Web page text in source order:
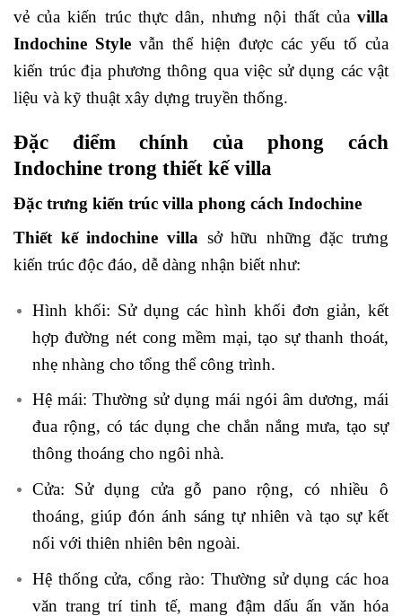
vẻ của kiến trúc thực dân, nhưng nội thất của villa
Indochine Style vẫn thể hiện được các yếu tố của
kiến trúc địa phương thông qua việc sử dụng các vật
liệu và kỹ thuật xây dựng truyền thống.
Đặc điểm chính của phong cách
Indochine trong thiết kế villa
Đặc trưng kiến trúc villa phong cách Indochine
Thiết kế indochine villa sở hữu những đặc trưng
kiến trúc độc đáo, dễ dàng nhận biết như:
Hình khối: Sử dụng các hình khối đơn giản, kết
hợp đường nét cong mềm mại, tạo sự thanh thoát,
nhẹ nhàng cho tổng thể công trình.
Hệ mái: Thường sử dụng mái ngói âm dương, mái
đua rộng, có tác dụng che chắn nắng mưa, tạo sự
thông thoáng cho ngôi nhà.
Cửa: Sử dụng cửa gỗ pano rộng, có nhiều ô
thoáng, giúp đón ánh sáng tự nhiên và tạo sự kết
nối với thiên nhiên bên ngoài.
Hệ thống cửa, cổng rào: Thường sử dụng các hoa
văn trang trí tinh tế, mang đậm dấu ấn văn hóa